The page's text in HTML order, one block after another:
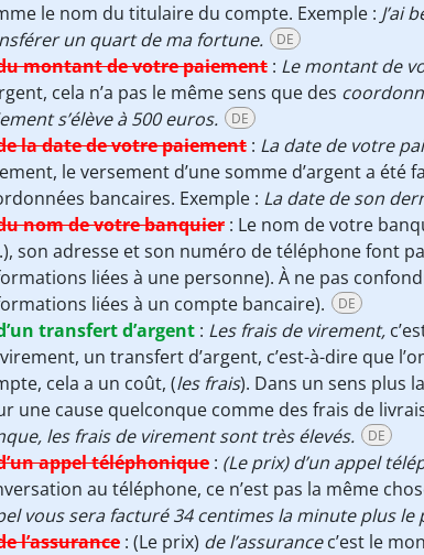
le nom du titulaire du compte. Exemple : J’ai
un quart de ma fortune.
DE
montant de votre paiement : Le montant de
cela n’a pas le même sens que des
s’élève à 500 euros.
DE
la date de votre paiement : La date de votre
le versement d’une somme d’argent a été
bancaires. Exemple : La date de son
nom de votre banquier : Le nom de votre
son adresse et son numéro de téléphone font
liées à une personne). À ne pas
liées à un compte bancaire).
DE
transfert d’argent : Les frais de virement,
un transfert d’argent, c’est-à-dire que
cela a un coût, (les frais). Dans un sens plus
une cause quelconque comme des frais de
les frais de virement sont très élevés.
DE
appel téléphonique : (Le prix) d’un appel
au téléphone, ce n’est pas la même
vous sera facturé 34 centimes la minute plus le
l’assurance : (Le prix) de l’assurancec’est le